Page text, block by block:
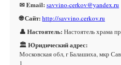
✉ Email: savvino-cerkov@yandex.ru
🌐 Сайт: http://savvino.cerkov.ru
👤 Настоятель: Настоятель храма
🏛 Юридический адрес:
Московская обл, г Балашиха, мкр
1